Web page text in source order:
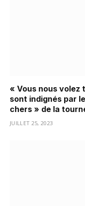
« Vous nous volez
sont indignés par
chers » de la
JUILLET 25, 2023